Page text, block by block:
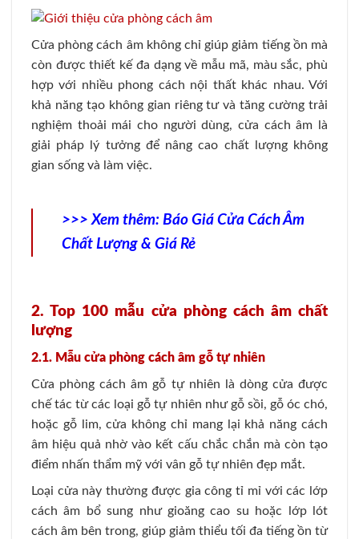
Cửa phòng cách âm không chỉ giúp giảm tiếng ồn mà
còn được thiết kế đa dạng về mẫu mã, màu sắc, phù
hợp với nhiều phong cách nội thất khác nhau. Với
khả năng tạo không gian riêng tư và tăng cường trải
nghiệm thoải mái cho người dùng, cửa cách âm là
giải pháp lý tưởng để nâng cao chất lượng không
gian sống và làm việc.
>>> Xem thêm: Báo Giá Cửa Cách Âm
Chất Lượng & Giá Rẻ
2. Top 100 mẫu cửa phòng cách âm chất
lượng
2.1. Mẫu cửa phòng cách âm gỗ tự nhiên
Cửa phòng cách âm gỗ tự nhiên là dòng cửa được
chế tác từ các loại gỗ tự nhiên như gỗ sồi, gỗ óc chó,
hoặc gỗ lim, cửa không chỉ mang lại khả năng cách
âm hiệu quả nhờ vào kết cấu chắc chắn mà còn tạo
điểm nhấn thẩm mỹ với vân gỗ tự nhiên đẹp mắt.
Loại cửa này thường được gia công tỉ mỉ với các lớp
cách âm bổ sung như gioăng cao su hoặc lớp lót
cách âm bên trong, giúp giảm thiểu tối đa tiếng ồn từ